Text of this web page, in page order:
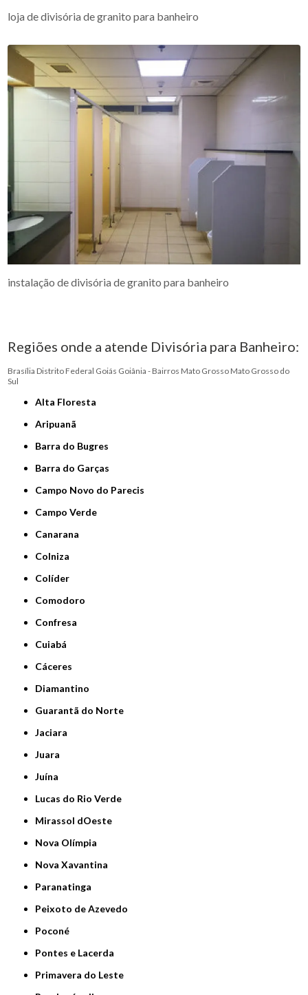
loja de divisória de granito para banheiro
instalação de divisória de granito para banheiro
Regiões onde a atende Divisória para Banheiro:
Brasília Distrito Federal Goiás Goiânia - Bairros Mato Grosso Mato Grosso do
Sul
Alta Floresta
Aripuanã
Barra do Bugres
Barra do Garças
Campo Novo do Parecis
Campo Verde
Canarana
Colniza
Colíder
Comodoro
Confresa
Cuiabá
Cáceres
Diamantino
Guarantã do Norte
Jaciara
Juara
Juína
Lucas do Rio Verde
Mirassol dOeste
Nova Olímpia
Nova Xavantina
Paranatinga
Peixoto de Azevedo
Poconé
Pontes e Lacerda
Primavera do Leste